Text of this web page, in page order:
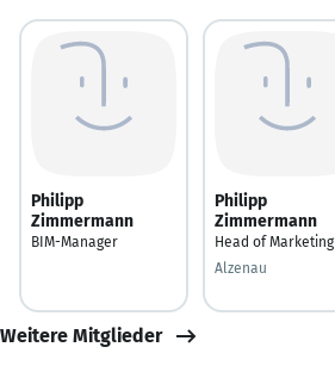
Philipp
Zimmermann
BIM-Manager
Philipp
Zimmermann
Head of Marketing
Alzenau
Weitere Mitglieder